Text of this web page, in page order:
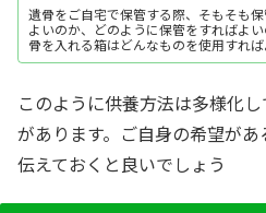
遺骨をご自宅で保管する際、そもそも保
よいのか、どのように保管をすればよ
骨を入れる箱はどんなものを使用すれ
など疑問が出てくるかと思います。こ
このように供養方法は多様化
があります。ご自身の希望が
伝えておくと良いでしょう